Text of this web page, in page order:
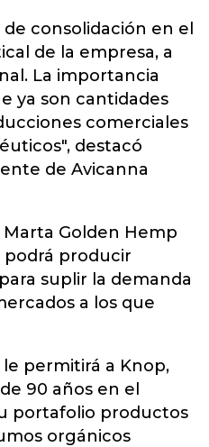
consolidación en el
de la empresa, a
La importancia
ya son cantidades
comerciales
destacó
de Avicanna
Golden Hemp
producir
suplir la demanda
a los que
permitirá a Knop,
90 años en el
portafolio productos
orgánicos